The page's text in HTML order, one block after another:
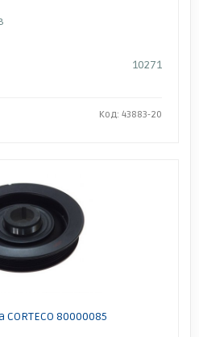
10271
Код: 43883-20
80000085